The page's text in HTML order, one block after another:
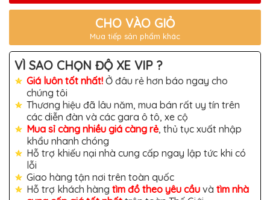
ĐỒ
CAO
CẤP
ĐỒ
CHƠI
XE
MÁY
DÁN
DECAL
TÔ
ISUZU
BỌC
CHO VÀO GIỎ
Mua tiếp sản phẩm khác
VÌ SAO CHỌN ĐỘ XE VIP ?
Giá luôn tốt nhất! Ở đâu rẻ hơn báo ngay cho
chúng tôi
Thương hiệu đã lâu năm, mua bán rất uy tín trên
các diễn đàn và các gara ô tô, xe cộ
Mua sỉ càng nhiều giá càng rẻ, thủ tục xuất nhập
khẩu nhanh chóng
Hỗ trợ khiếu nại nhà cung cấp ngay lập tức khi có
lỗi
Giao hàng tận nơi trên toàn quốc
Hỗ trợ khách hàng tìm đồ theo yêu cầu và tìm nhà